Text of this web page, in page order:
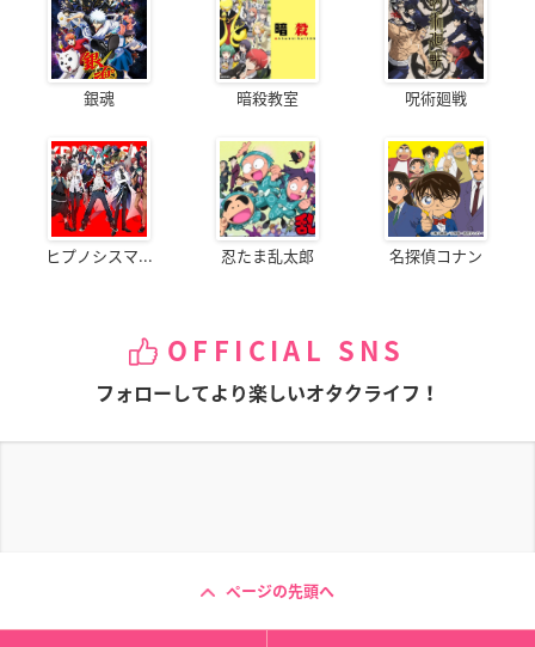
銀魂 暗殺教室 呪術廻戦
ヒプノシスマ... 忍たま乱太郎 名探偵コナン
OFFICIAL SNS
フォローしてより楽しいオタクライフ！
ページの先頭へ